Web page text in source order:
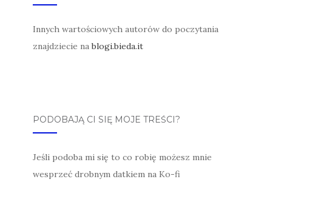
Innych wartościowych autorów do poczytania
znajdziecie nablogi.bieda.it
PODOBAJĄ CI SIĘ MOJE TREŚCI?
Jeśli podoba mi się to co robię możesz mnie
wesprzeć drobnym datkiem na Ko-fi